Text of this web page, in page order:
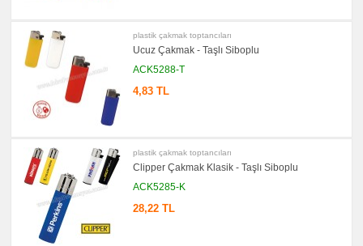
plastik çakmak toptancıları
Ucuz Çakmak - Taşlı Siboplu
ACK5288-T
4,83 TL
plastik çakmak toptancıları
Clipper Çakmak Klasik - Taşlı Siboplu
ACK5285-K
28,22 TL
promosyon
Çakı
Feneri
promosyon
Masa
promosyon
PowerBank
&
Şarj
Kablosu
promosyon
Flash
Bellek